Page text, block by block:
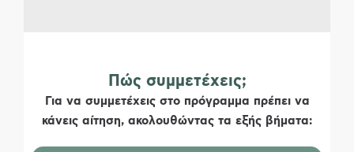
Πώς συμμετέχεις;
Για να συμμετέχεις στο πρόγραμμα πρέπει να
κάνεις αίτηση, ακολουθώντας τα εξής βήματα: